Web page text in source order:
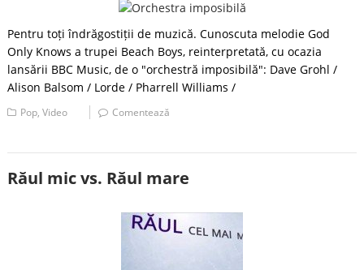
Pentru toți îndrăgostiții de muzică. Cunoscuta melodie God
Only Knows a trupei Beach Boys, reinterpretată, cu ocazia
lansării BBC Music, de o "orchestră imposibilă": Dave Grohl /
Alison Balsom / Lorde / Pharrell Williams /
Pop,Video Comentează
Răul mic vs. Răul mare